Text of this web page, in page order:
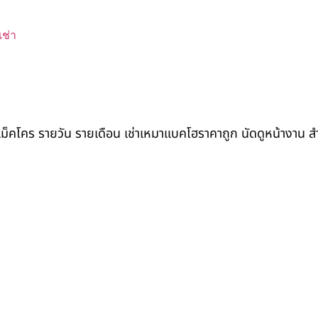
า
โคร รายวัน รายเดือน เช่าเหมาแบคโฮราคาถูก นัดดูหน้างาน ส